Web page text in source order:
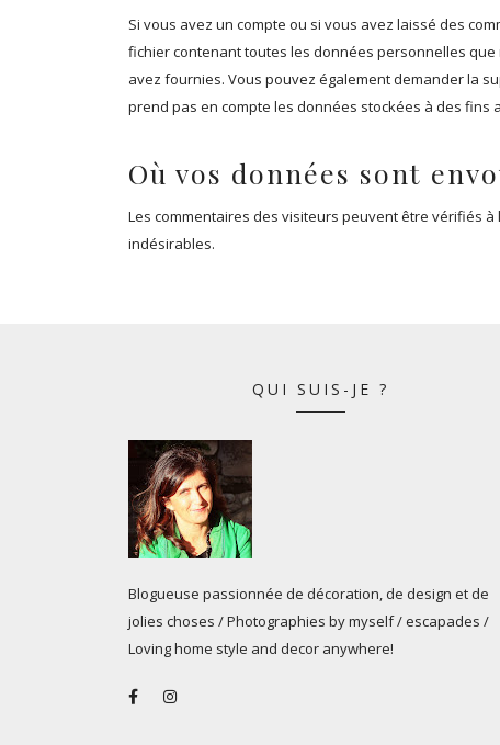
Si vous avez un compte ou si vous avez laissé des
fichier contenant toutes les données personnelles
avez fournies. Vous pouvez également demander la
prend pas en compte les données stockées à des
Où vos données sont
Les commentaires des visiteurs peuvent être vérifiés à
indésirables.
QUI SUIS-JE ?
Blogueuse passionnée de décoration, de design et de
jolies choses / Photographies by myself / escapades /
Loving home style and decor anywhere!